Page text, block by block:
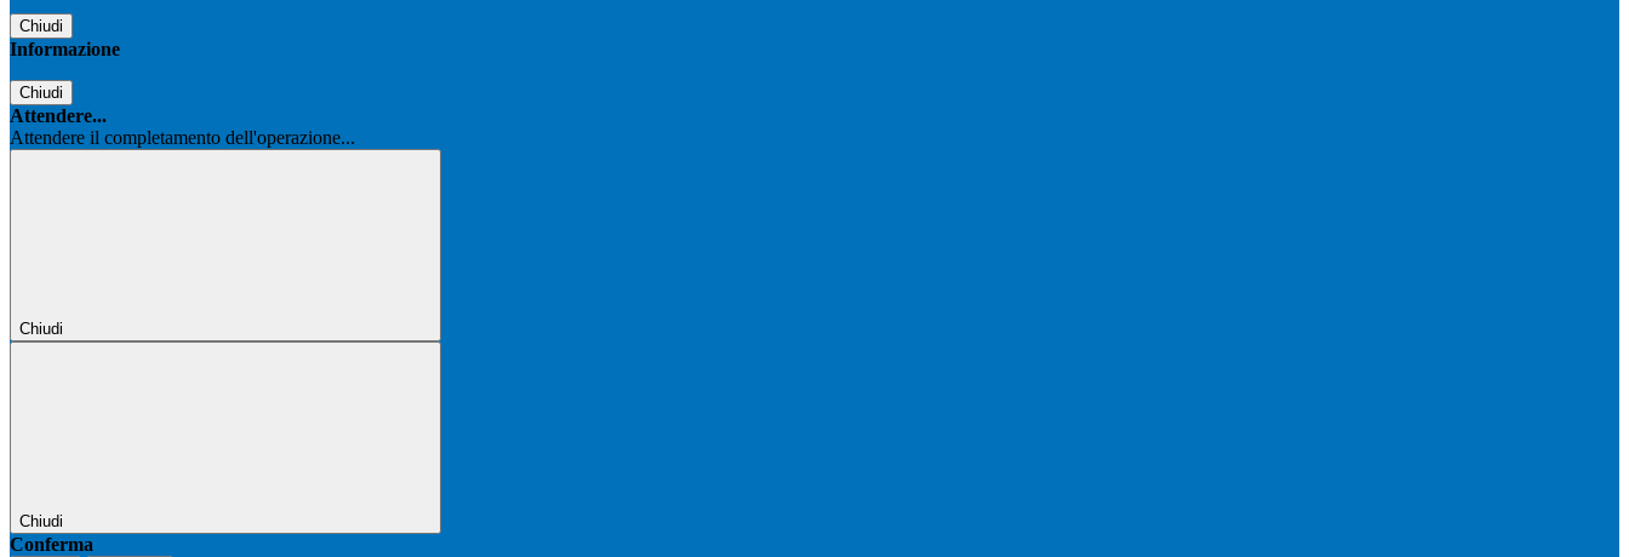
Chiudi
Informazione
Chiudi
Attendere...
Attendere il completamento dell'operazione...
Chiudi
Chiudi
Conferma